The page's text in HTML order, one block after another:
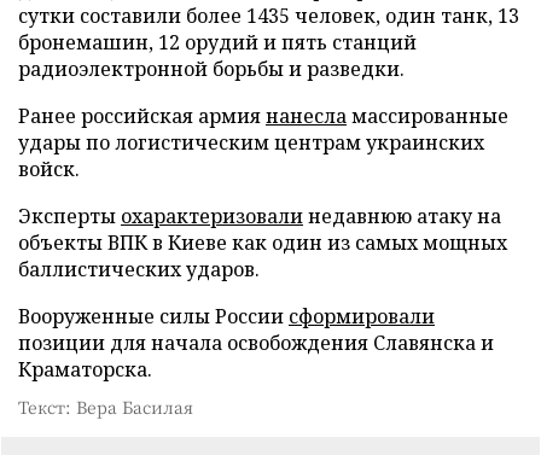
сутки составили более 1435 человек, один танк, 13
бронемашин, 12 орудий и пять станций
радиоэлектронной борьбы и разведки.
Ранее российская армиянанесламассированные
удары по логистическим центрам украинских
войск.
Эксперты охарактеризовалинедавнюю атаку на
объекты ВПК в Киеве как один из самых мощных
баллистических ударов.
Вооруженные силы России сформировали
позиции для начала освобождения Славянска и
Краматорска.
Текст: Вера Басилая